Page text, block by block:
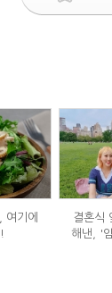
여기에
결혼식
해낸, '